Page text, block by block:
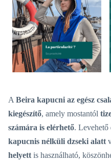
A Beira kapucni az egész
kiegészítő, amely mostantól
számára is elérhető. Levehető
kapucnis nélküli dzseki alatt
helyett is használható,